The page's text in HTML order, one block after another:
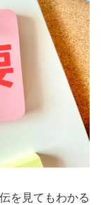
を見てもわかる